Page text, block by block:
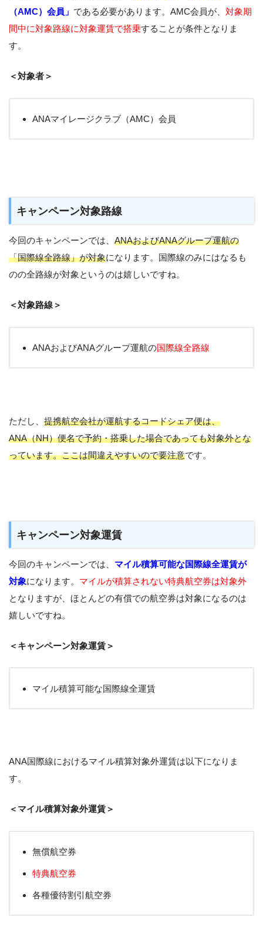
（AMC）会員」 である必要があります。AMC会員が、 対象期
間中に対象路線に対象運賃で搭乗することが条件となりま
す。
＜対象者＞
ANAマイレージクラブ（AMC）会員
キャンペーン対象路線
今回のキャンペーンでは、 ANAおよびANAグループ運航の
「国際線全路線」が対象になります。国際線のみにはなるも
のの全路線が対象というのは嬉しいですね。
＜対象路線＞
ANAおよびANAグループ運航の国際線全路線
ただし、 提携航空会社が運航するコードシェア便は、
ANA（NH）便名で予約・搭乗した場合であっても対象外とな
っています。ここは間違えやすいので要注意です。
キャンペーン対象運賃
今回のキャンペーンでは、 マイル積算可能な国際線全運賃が
対象になります。 マイルが積算されない特典航空券は対象外
となりますが、ほとんどの有償での航空券は対象になるのは
嬉しいですね。
＜キャンペーン対象運賃＞
マイル積算可能な国際線全運賃
ANA国際線におけるマイル積算対象外運賃は以下になりま
す。
＜マイル積算対象外運賃＞
無償航空券
特典航空券
各種優待割引航空券